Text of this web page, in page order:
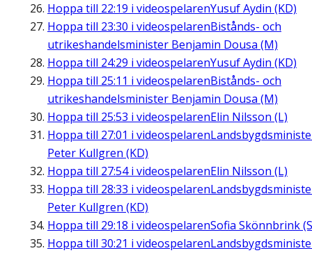
Hoppa till 22:19 i videospelarenYusuf Aydin (KD)
Hoppa till 23:30 i videospelarenBistånds- och
utrikeshandelsminister Benjamin Dousa (M)
Hoppa till 24:29 i videospelarenYusuf Aydin (KD)
Hoppa till 25:11 i videospelarenBistånds- och
utrikeshandelsminister Benjamin Dousa (M)
Hoppa till 25:53 i videospelarenElin Nilsson (L)
Hoppa till 27:01 i videospelaren
Peter Kullgren (KD)
Hoppa till 27:54i videospelarenElin Nilsson (L)
Hoppa till 28:33 i videospelaren
Peter Kullgren (KD)
Hoppa till 29:18 i videospelarenSofia Skönnbrink
Hoppa till 30:21 i videospelaren